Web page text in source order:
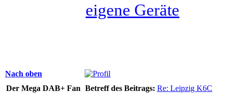
eigene Geräte
Nach oben
Der Mega DAB+ Fan Betreff des Beitrags: Re: Leipzig K6C